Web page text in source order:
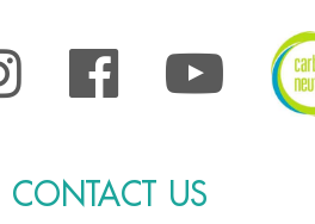
CONTACT US